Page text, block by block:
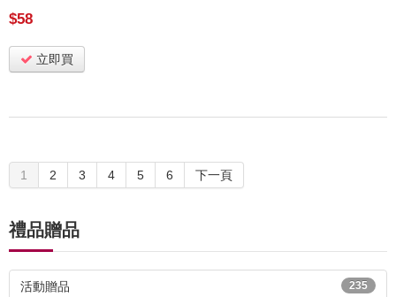
$58
立即買
1 2 3 4 5 6 下一頁
禮品贈品
活動贈品 235